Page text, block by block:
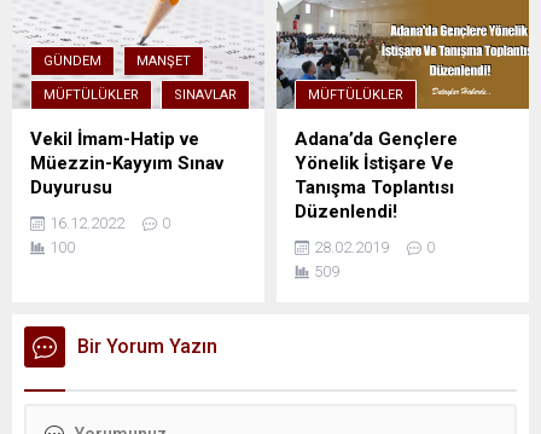
GÜNDEM MANŞET
MÜFTÜLÜKLER SINAVLAR
Vekil İmam-Hatip ve
Müezzin-Kayyım Sınav
Duyurusu
16.12.2022
0
100
MÜFTÜLÜKLER
Adana’da Gençlere
Yönelik İstişare Ve
Tanışma Toplantısı
Düzenlendi!
28.02.2019
0
509
Bir Yorum Yazın